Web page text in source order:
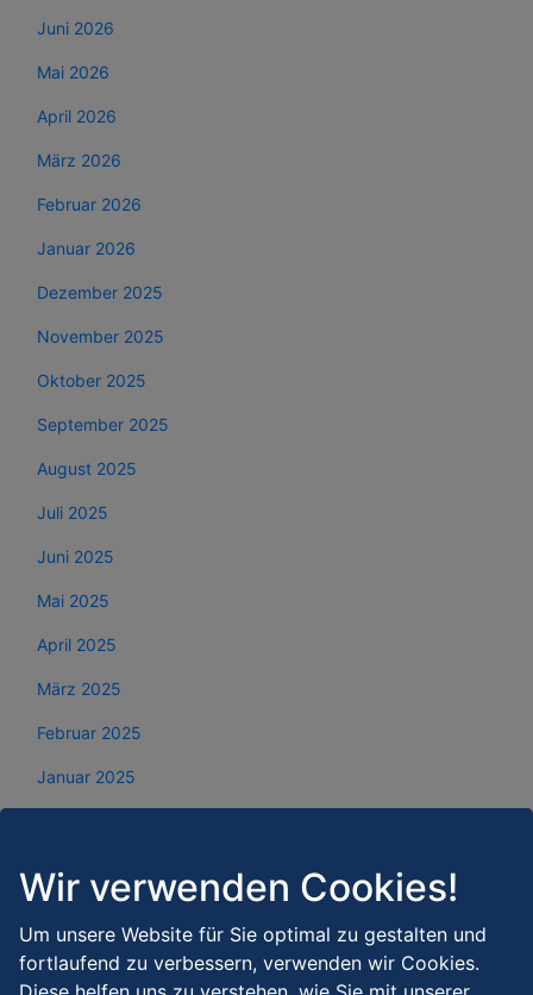
Juni 2026
Mai 2026
April 2026
März 2026
Februar 2026
Januar 2026
Dezember 2025
November 2025
Oktober 2025
September 2025
August 2025
Juli 2025
Juni 2025
Mai 2025
April 2025
März 2025
Februar 2025
Januar 2025
Oktober 2024
September 2024
Wir verwenden Cookies!
Um unsere Website für Sie optimal zu gestalten und
fortlaufend zu verbessern, verwenden wir Cookies.